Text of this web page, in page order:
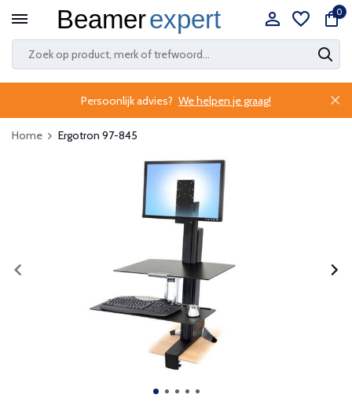
0
Persoonlijk advies? We helpen je graag!
Home Ergotron 97-845